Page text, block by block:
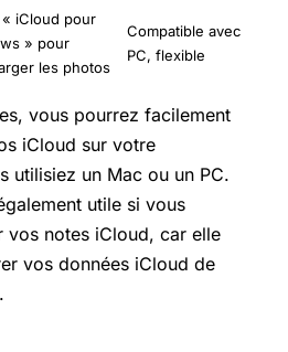
iCloud pour
» pour
les photos
Compatible avec
PC, flexible
vous pourrez facilement
iCloud sur votre
utilisiez un Mac ou un PC.
utile si vous
vos notes iCloud, car elle
vos données iCloud de